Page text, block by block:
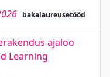
bakalaureusetööd
ajaloo
Learning